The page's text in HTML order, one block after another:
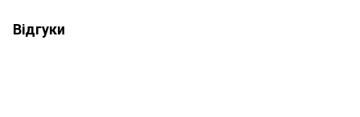
Відгуки